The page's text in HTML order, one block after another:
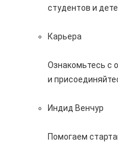
студентов и
Карьера
Ознакомьтесь с
и
Индид Венчур
Помогаем